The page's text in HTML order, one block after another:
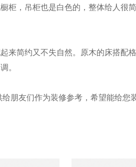
，吊柜也是白色的，整体给人很简
简约又不失自然。原木的床搭配格
。
朋友们作为装修参考，希望能给您